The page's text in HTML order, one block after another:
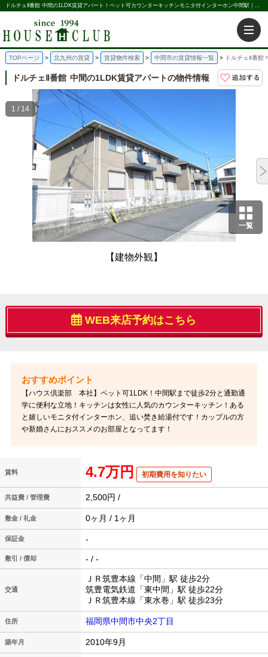
ドルチェⅡ番館 中間の1LDK賃貸アパート！ペット可カウンターキッチンモニタ付インターホン中間駅｜株式会社ハウス倶楽部
TOPページ 北九州の賃貸 賃貸物件検索 中間市の賃貸情報一覧 ドルチェⅡ番館
ドルチェⅡ番館 中間の1LDK賃貸アパートの物件情報
一覧
【建物外観】
1 / 14
WEB来店予約はこちら
【ハウス倶楽部 本社】ペット可1LDK！中間駅まで徒歩2分と通勤通
学に便利な立地！キッチンは女性に人気のカウンターキッチン！ある
と嬉しいモニタ付インターホン、追い焚き給湯付です！カップルの方
や新婚さんにおススメのお部屋となってます！
賃料 4.7万円 初期費用を知りたい
共益費 / 管理費 2,500円 /
敷金 / 礼金 0ヶ月 / 1ヶ月
保証金 -
敷引 / 償却 - / -
交通
ＪＲ筑豊本線「中間」駅 徒歩2分
筑豊電気鉄道「東中間」駅 徒歩22分
ＪＲ筑豊本線「東水巻」駅 徒歩23分
住所 福岡県中間市中央2丁目
築年月 2010年9月